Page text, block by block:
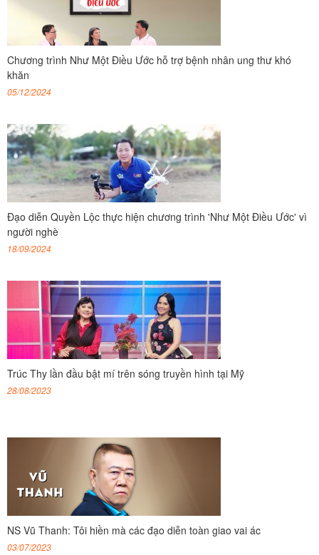
Chương trình Như Một Điều Ước hỗ trợ bệnh nhân ung thư khó
khăn
05/12/2024
Đạo diễn Quyền Lộc thực hiện chương trình 'Như Một Điều Ước' vì
người nghè
18/09/2024
Trúc Thy lần đầu bật mí trên sóng truyền hình tại Mỹ
28/08/2023
NS Vũ Thanh: Tôi hiền mà các đạo diễn toàn giao vai ác
03/07/2023